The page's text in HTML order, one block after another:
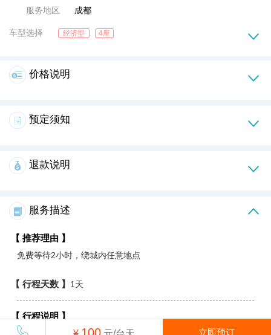
服务地区 成都
车型选择 经济型 4座
价格说明
预定须知
退款说明
服务描述
【 推荐理由 】
免费等待2小时，绕城内任意地点
【 行程天数 】 1天
【 行程说明 】
立即预订